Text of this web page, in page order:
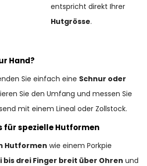
entspricht direkt Ihrer
Hutgrösse.
Hand?
Sie einfach eine Schnur oder
Sie den Umfang und messen Sie
mit einem Lineal oder Zollstock.
für spezielle Hutformen
Hutformen wie einem Porkpie
bis drei Finger breit über Ohren und